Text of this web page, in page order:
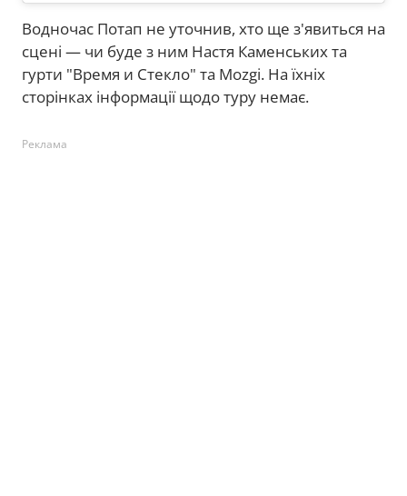
Водночас Потап не уточнив, хто ще з'явиться на
сцені — чи буде з ним Настя Каменських та
гурти "Время и Стекло" та Mozgi. На їхніх
сторінках інформації щодо туру немає.
Реклама